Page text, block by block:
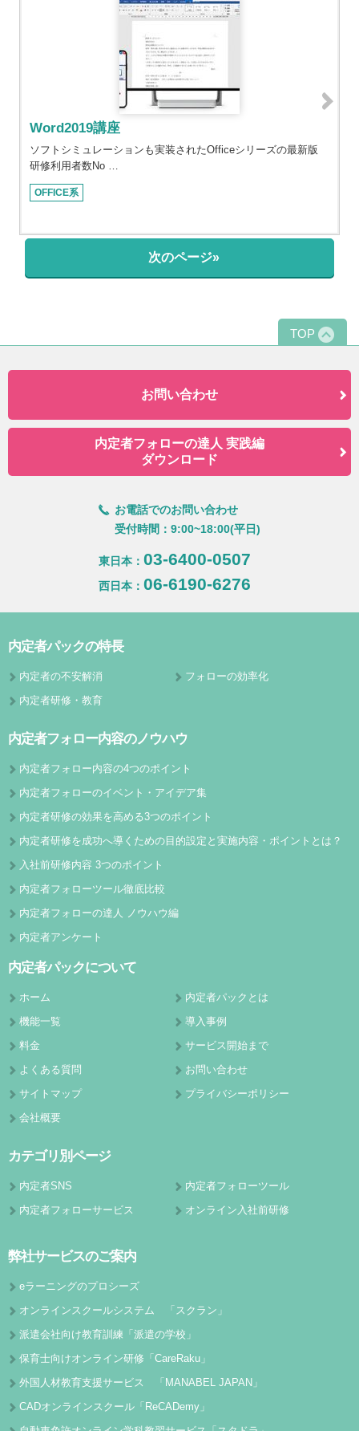
Word2019講座
ソフトシミュレーションも実装されたOfficeシリーズの最新版
研修利用者数No …
OFFICE系
次のページ»
TOP
お問い合わせ
内定者フォローの達人 実践編
ダウンロード
お電話でのお問い合わせ
受付時間：9:00~18:00(平日)
東日本： 03-6400-0507
西日本： 06-6190-6276
内定者パックの特長
内定者の不安解消
フォローの効率化
内定者研修・教育
内定者フォロー内容のノウハウ
内定者フォロー内容の4つのポイント
内定者フォローのイベント・アイデア集
内定者研修の効果を高める3つのポイント
内定者研修を成功へ導くための目的設定と実施内容・ポイントとは？
入社前研修内容 3つのポイント
内定者フォローツール徹底比較
内定者フォローの達人 ノウハウ編
内定者アンケート
内定者パックについて
ホーム
内定者パックとは
機能一覧
導入事例
料金
サービス開始まで
よくある質問
お問い合わせ
サイトマップ
プライバシーポリシー
会社概要
カテゴリ別ページ
内定者SNS
内定者フォローツール
内定者フォローサービス
オンライン入社前研修
弊社サービスのご案内
eラーニングのプロシーズ
オンラインスクールシステム 「スクラン」
派遣会社向け教育訓練「派遣の学校」
保育士向けオンライン研修「CareRaku」
外国人材教育支援サービス 「MANABEL JAPAN」
CADオンラインスクール「ReCADemy」